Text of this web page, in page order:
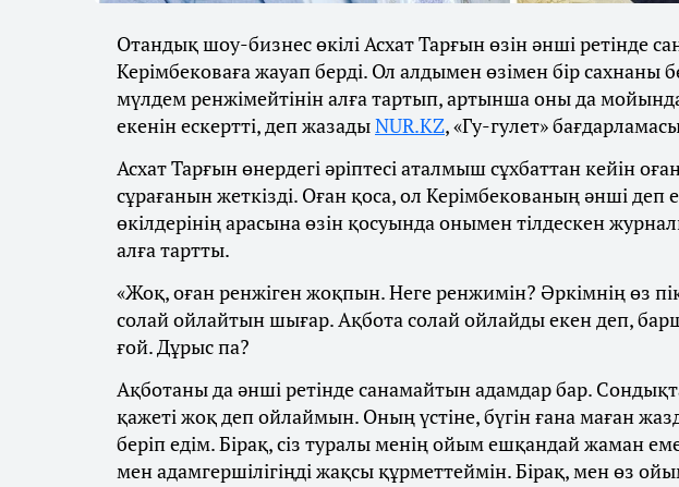
Отандық шоу-бизнес өкілі Асхат Тарғын өзін әнші ретінде
Керімбековаға жауап берді. Ол алдымен өзімен бір сахнаны
мүлдем ренжімейтінін алға тартып, артынша оны да
екенін ескертті, деп жазадыNUR.KZ, «Гу-гулет»
Асхат Тарғын өнердегі әріптесі аталмыш сұхбаттан кейін
сұрағанын жеткізді. Оған қоса, ол Керімбекованың әнші деп
өкілдерінің арасына өзін қосуында онымен тілдескен
алға тартты.
«Жоқ, оған ренжіген жоқпын. Неге ренжимін? Әркімнің өз
солай ойлайтын шығар. Ақбота солай ойлайды екен деп,
ғой. Дұрыс па?
Ақботаны да әнші ретінде санамайтын адамдар бар.
қажеті жоқ деп ойлаймын. Оның үстіне, бүгін ғана маған
беріп едім. Бірақ, сіз туралы менің ойым ешқандай жаман
мен адамгершілігіңді жақсы құрметтеймін. Бірақ, мен өз